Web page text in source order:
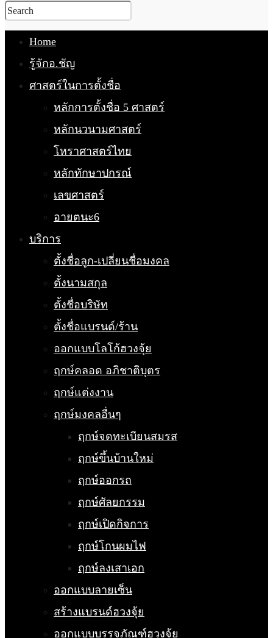
Home
รู้จักอ.ชัญ
ศาสตร์ในการตั้งชื่อ
หลักการตั้งชื่อ 5 ศาสตร์
หลักนวนามศาสตร์
โหราศาสตร์ไทย
หลักทักษาปกรณ์
เลขศาสตร์
อายตนะ6
บริการ
ตั้งชื่อลูก-เปลี่ยนชื่อมงคล
ตั้งนามสกุล
ตั้งชื่อบริษัท
ตั้งชื่อแบรนด์/ร้าน
ออกแบบโลโก้ฮวงจุ้ย
ฤกษ์คลอด อภิชาติบุตร
ฤกษ์แต่งงาน
ฤกษ์มงคลอื่นๆ
ฤกษ์จดทะเบียนสมรส
ฤกษ์ขึ้นบ้านใหม่
ฤกษ์ออกรถ
ฤกษ์ศัลยกรรม
ฤกษ์เปิดกิจการ
ฤกษ์โกนผมไฟ
ฤกษ์ลงเสาเอก
ออกแบบลายเซ็น
สร้างแบรนด์ฮวงจุ้ย
ออกแบบบรรจุภัณฑ์ฮวงจุ้ย